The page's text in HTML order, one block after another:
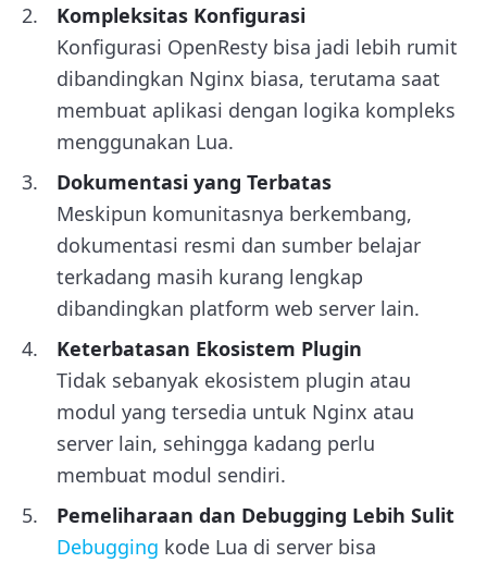
Kompleksitas Konfigurasi
Konfigurasi OpenResty bisa jadi lebih rumit
dibandingkan Nginx biasa, terutama saat
membuat aplikasi dengan logika kompleks
menggunakan Lua.
Dokumentasi yang Terbatas
Meskipun komunitasnya berkembang,
dokumentasi resmi dan sumber belajar
terkadang masih kurang lengkap
dibandingkan platform web server lain.
Keterbatasan Ekosistem Plugin
Tidak sebanyak ekosistem plugin atau
modul yang tersedia untuk Nginx atau
server lain, sehingga kadang perlu
membuat modul sendiri.
Pemeliharaan dan Debugging Lebih Sulit
Debugging kode Lua di server bisa